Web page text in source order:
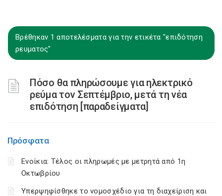
Βρέθηκαν 1 αποτελέσματα για την ετικέτα "επιδότηση
ρευματος"
Πόσο θα πληρώσουμε για ηλεκτρικό
ρεύμα τον Σεπτέμβριο, μετά τη νέα
επιδότηση [παραδείγματα]
Πρόσφατα
Ενοίκια: Τέλος οι πληρωμές με μετρητά από 1η
Οκτωβρίου
Υπερψηφίσθηκε το νομοσχέδιο για τη διαχείριση και